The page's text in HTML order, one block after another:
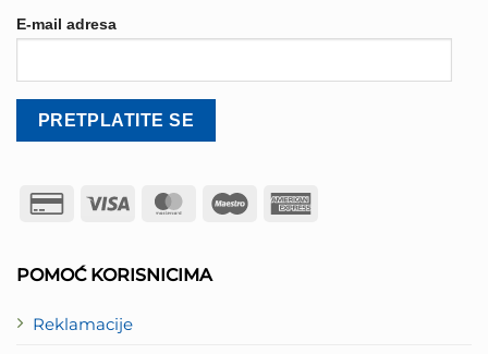
POMOĆ KORISNICIMA
Reklamacije
E-mail adresa
Credit
Visa MasterCard
Maestro